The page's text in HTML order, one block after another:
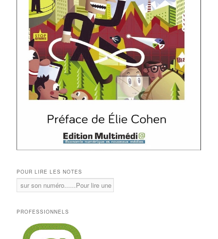
POUR LIRE LES NOTES
PROFESSIONNELS